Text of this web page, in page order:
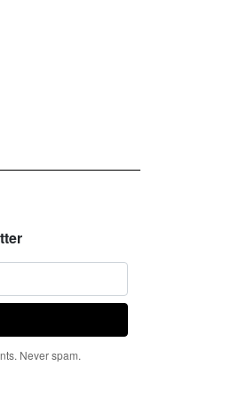
Never spam.